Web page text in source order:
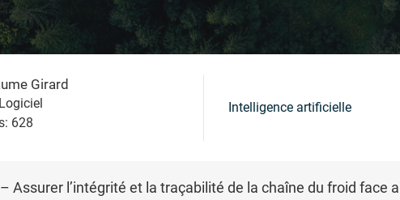
Girard
628
Intelligence artificielle
– Assurer l’intégrité et la traçabilité de la chaîne du froid face